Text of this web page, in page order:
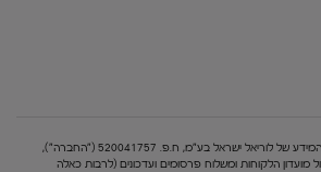
הפרטים שתמסרו יישמרו במאגר המידע של לוריאל ישראל בע"מ, ח.פ. 520041757 ("החברה"),
הלקוחות ומשלוח פרסומים ועדכונים (לרבות כאלה